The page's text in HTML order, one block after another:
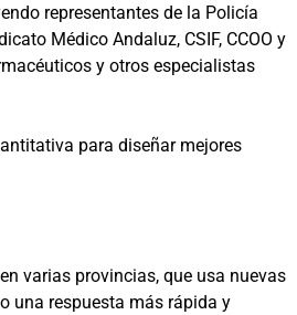
representantes de la Policía
Médico Andaluz, CSIF, CCOO y
y otros especialistas
para diseñar mejores
varias provincias, que usa nuevas
una respuesta más rápida y